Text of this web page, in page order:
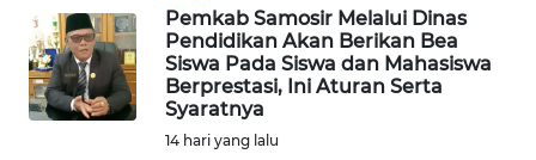
Pemkab Samosir Melalui Dinas
Pendidikan Akan Berikan Bea
Siswa Pada Siswa dan Mahasiswa
Berprestasi, Ini Aturan Serta
Syaratnya
14 hari yang lalu
WN
DAIRI
WN
DANAU